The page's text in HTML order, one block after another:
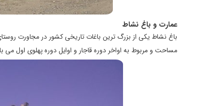
عمارت و باغ نشاط
مساحت و مربوط به اواخر دوره قاجار و اوایل دوره پهلوی اول می